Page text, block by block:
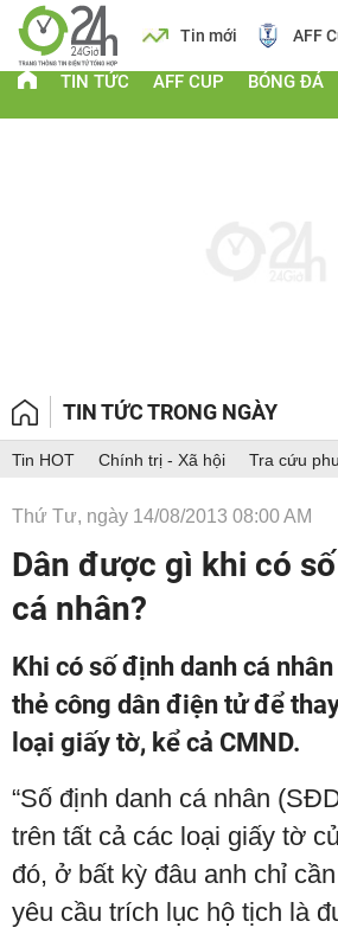
Lịch Tin mới AFF
TIN TỨC AFF CUP BÓNG ĐÁ
TIN TỨC TRONG NGÀY
Tin HOT Chính trị - Xã hội Tra cứu
Thứ Tư, ngày 14/08/2013 08:00 AM
Dân được gì khi có
cá nhân?
Khi có số định danh cá
thẻ công dân điện tử để
loại giấy tờ, kể cả CMND.
“Số định danh cá nhân
trên tất cả các loại giấy tờ
đó, ở bất kỳ đâu anh chỉ
yêu cầu trích lục hộ tịch là